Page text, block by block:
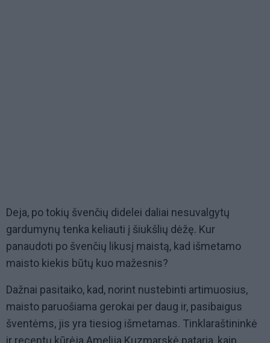
Deja, po tokių švenčių didelei daliai nesuvalgytų
gardumynų tenka keliauti į šiukšlių dėžę. Kur
panaudoti po švenčių likusį maistą, kad išmetamo
maisto kiekis būtų kuo mažesnis?
Dažnai pasitaiko, kad, norint nustebinti artimuosius,
maisto paruošiama gerokai per daug ir, pasibaigus
šventėms, jis yra tiesiog išmetamas. Tinklaraštininkė